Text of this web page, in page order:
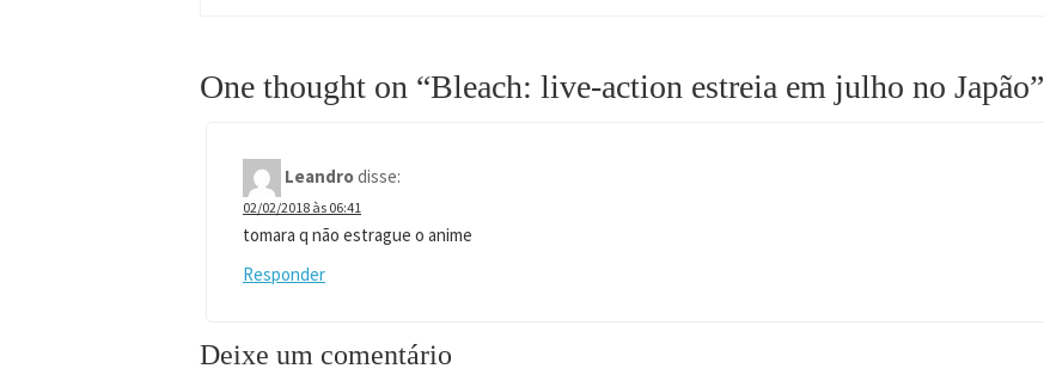
One thought on “Bleach: live-action estreia em julho no Japão”
Leandrodisse:
02/02/2018 às 06:41
tomara q não estrague o anime
Responder
Deixe um comentário